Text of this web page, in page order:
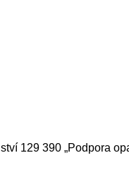
129 390 „Podpora